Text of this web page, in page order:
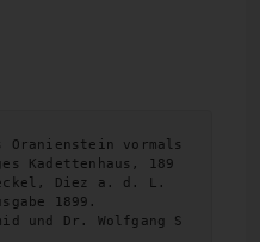
Oranienstein vormals
Kadettenhaus, 189
Diez a. d. L.
1899.
und Dr. Wolfgang S